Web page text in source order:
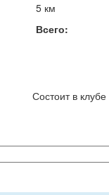
5 км
Всего:
Состоит в клубе